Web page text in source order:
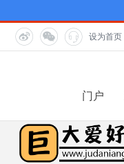
设为首页
门户